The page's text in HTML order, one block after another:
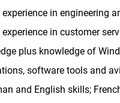
in engineering
in customer
plus knowledge of
software tools and
and English skills;